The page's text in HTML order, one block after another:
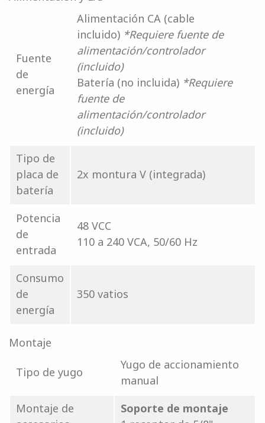
Fuente
de
energía
Alimentación CA (cable
incluido) *Requiere fuente de
alimentación/controlador
(incluido)
Batería (no incluida) *Requiere
fuente de
alimentación/controlador
(incluido)
Tipo de
placa de
batería
2x montura V (integrada)
Potencia
de
entrada
48 VCC
110 a 240 VCA, 50/60 Hz
Consumo
de
energía
350 vatios
Montaje
Tipo de yugo
Yugo de accionamiento
manual
Montaje de
Soporte de montaje